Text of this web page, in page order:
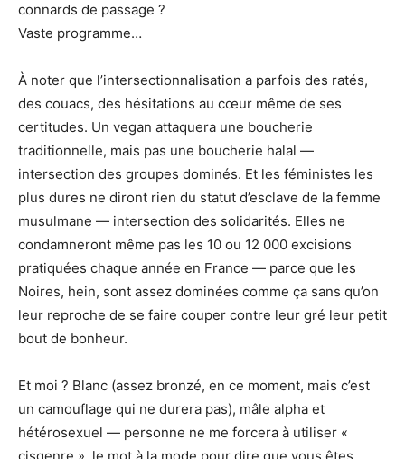
connards de passage ?
Vaste programme…
À noter que l’intersectionnalisation a parfois des ratés,
des couacs, des hésitations au cœur même de ses
certitudes. Un vegan attaquera une boucherie
traditionnelle, mais pas une boucherie halal —
intersection des groupes dominés. Et les féministes les
plus dures ne diront rien du statut d’esclave de la femme
musulmane — intersection des solidarités. Elles ne
condamneront même pas les 10 ou 12 000 excisions
pratiquées chaque année en France — parce que les
Noires, hein, sont assez dominées comme ça sans qu’on
leur reproche de se faire couper contre leur gré leur petit
bout de bonheur.
Et moi ? Blanc (assez bronzé, en ce moment, mais c’est
un camouflage qui ne durera pas), mâle alpha et
hétérosexuel — personne ne me forcera à utiliser «